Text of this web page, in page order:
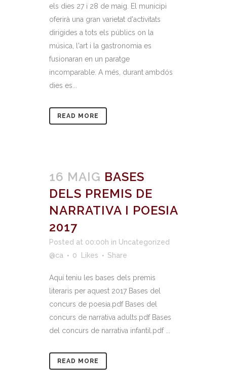
els dies 27 i 28 de maig. El municipi
oferirà una gran varietat d'activitats
dirigides a tots els públics on la
música, l'art i la gastronomia es
fusionaran en un paratge
incomparable. A més, durant ambdós
dies es...
READ MORE
16 MAIG BASES
DELS PREMIS DE
NARRATIVA I POESIA
2017
Posted at 00:00h in Uncategorized
@ca
0 Likes Share
Aquí teniu les bases dels premis
literaris per aquest 2017 Bases del
concurs de poesia.pdf Bases del
concurs de narrativa adults.pdf Bases
del concurs de narrativa infantil.pdf ...
READ MORE